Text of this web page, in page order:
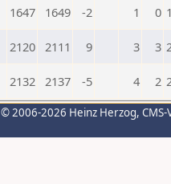
1647 1649 -2 1 0
2120 2111 9 3 3
2132 2137 -5 4 2
© 2006-2026 Heinz Herzog,